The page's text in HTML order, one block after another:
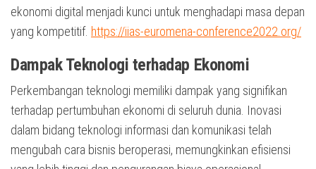
ekonomi digital menjadi kunci untuk menghadapi masa depan
yang kompetitif. https://iias-euromena-conference2022.org/
Dampak Teknologi terhadap Ekonomi
Perkembangan teknologi memiliki dampak yang signifikan
terhadap pertumbuhan ekonomi di seluruh dunia. Inovasi
dalam bidang teknologi informasi dan komunikasi telah
mengubah cara bisnis beroperasi, memungkinkan efisiensi